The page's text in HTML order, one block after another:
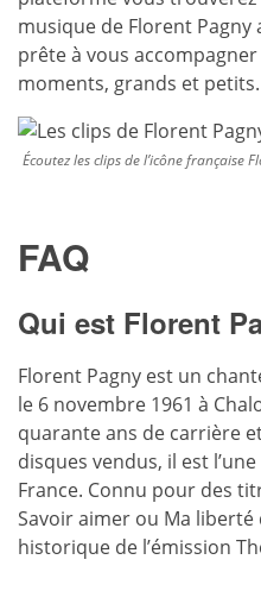
musique de Florent
prête à vous
moments, grands et petits.
Écoutez les clips de l’icône française
FAQ
Qui est Florent
Florent Pagny est un
le 6 novembre 1961 à
quarante ans de carrière
disques vendus, il est
France. Connu pour des
Savoir aimer ou Ma liberté
historique de l’émission